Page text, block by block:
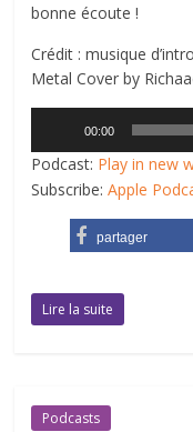
bonne écoute !
Crédit : musique
Metal Cover by
audio
00:00
Podcast: Play in new
Subscribe:Apple
partager
Lire la suite
Podcasts